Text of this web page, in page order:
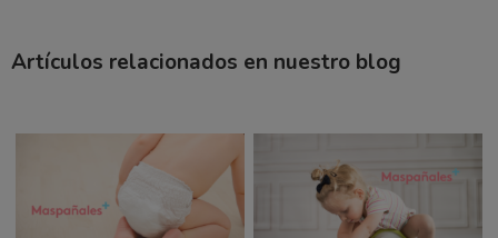
Artículos relacionados en nuestro blog